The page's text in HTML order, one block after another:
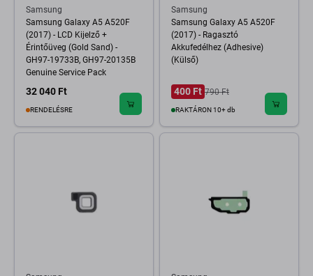
Samsung
Samsung Galaxy A5 A520F
(2017) - LCD Kijelző +
Érintőüveg (Gold Sand) -
GH97-19733B, GH97-20135B
Genuine Service Pack
32 040 Ft
RENDELÉSRE
Samsung
Samsung Galaxy A5 A520F
(2017) - Ragasztó
Akkufedélhez (Adhesive)
(Külső)
400 Ft 790 Ft
RAKTÁRON 10+ db